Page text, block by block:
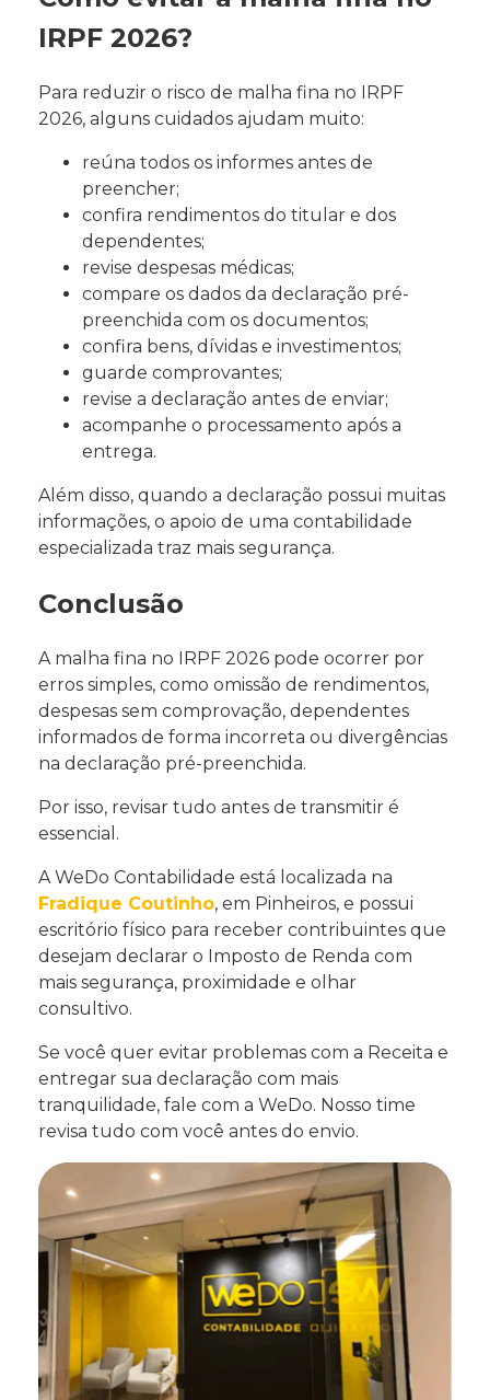
IRPF 2026?
Para reduzir o risco de malha fina no IRPF
2026, alguns cuidados ajudam muito:
reúna todos os informes antes de
preencher;
confira rendimentos do titular e dos
dependentes;
revise despesas médicas;
compare os dados da declaração pré-
preenchida com os documentos;
confira bens, dívidas e investimentos;
guarde comprovantes;
revise a declaração antes de enviar;
acompanhe o processamento após a
entrega.
Além disso, quando a declaração possui muitas
informações, o apoio de uma contabilidade
especializada traz mais segurança.
Conclusão
A malha fina no IRPF 2026 pode ocorrer por
erros simples, como omissão de rendimentos,
despesas sem comprovação, dependentes
informados de forma incorreta ou divergências
na declaração pré-preenchida.
Por isso, revisar tudo antes de transmitir é
essencial.
A WeDo Contabilidade está localizada na
Fradique Coutinho, em Pinheiros, e possui
escritório físico para receber contribuintes que
desejam declarar o Imposto de Renda com
mais segurança, proximidade e olhar
consultivo.
Se você quer evitar problemas com a Receita e
entregar sua declaração com mais
tranquilidade, fale com a WeDo. Nosso time
revisa tudo com você antes do envio.